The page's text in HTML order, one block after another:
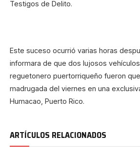
Testigos de Delito.
Este suceso ocurrió varias horas
informara de que dos lujosos
reguetonero puertorriqueño fueron
madrugada del viernes en una
Humacao, Puerto Rico.
ARTÍCULOS RELACIONADOS